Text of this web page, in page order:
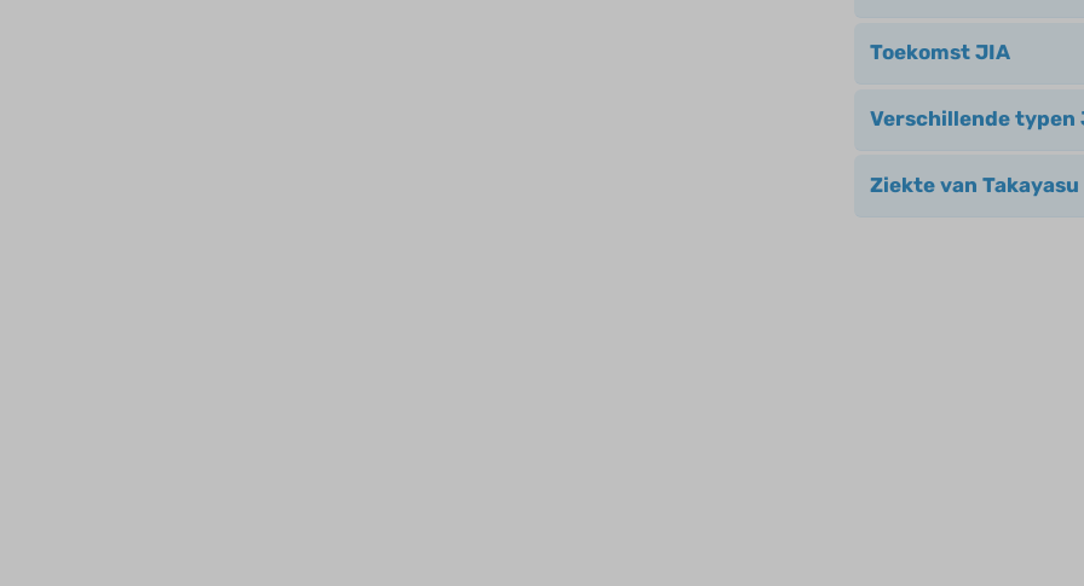
Toekomst JIA
Verschillende typen
Ziekte van Takayasu